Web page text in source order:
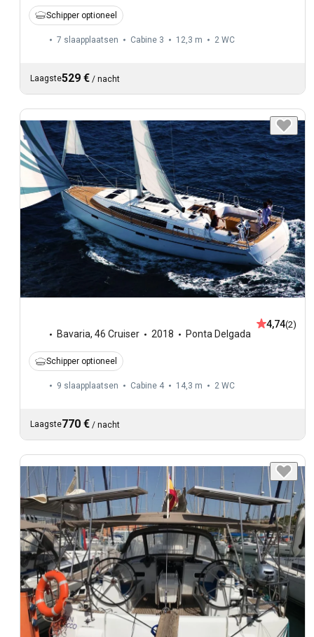
Schipper optioneel
7 slaapplaatsen Cabine 3 12,3 m 2 WC
Laagste529 € / nacht
Bavaria, 46 Cruiser 2018 Ponta Delgada
4,74(2)
Schipper optioneel
9 slaapplaatsen Cabine 4 14,3 m 2 WC
Laagste770 € / nacht